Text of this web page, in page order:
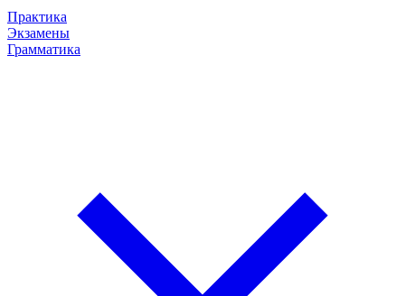
Практика
Экзамены
Грамматика